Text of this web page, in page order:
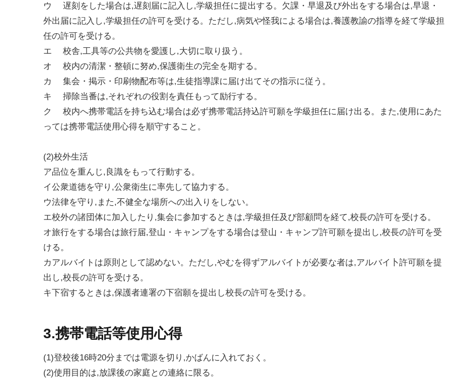
ウ 遅刻をした場合は,遅刻届に記入し,学級担任に提出する。欠課・早退及び外出をする場合は,早退・
外出届に記入し,学級担任の許可を受ける。ただし,病気や怪我による場合は,養護教諭の指導を経て学級担
任の許可を受ける。
エ 校舎,工具等の公共物を愛護し,大切に取り扱う。
オ 校内の清潔・整頓に努め,保護衛生の完全を期する。
カ 集会・掲示・印刷物配布等は,生徒指導課に届け出てその指示に従う。
キ 掃除当番は,それぞれの役割を責任もって励行する。
ク 校内へ携帯電話を持ち込む場合は必ず携帯電話持込許可願を学級担任に届け出る。また,使用にあた
っては携帯電話使用心得を順守すること。
(2)校外生活
ア品位を重んじ,良識をもって行動する。
イ公衆道徳を守り,公衆衛生に率先して協力する。
ウ法律を守り,また,不健全な場所への出入りをしない。
エ校外の諸団体に加入したり,集会に参加するときは,学級担任及び部顧問を経て,校長の許可を受ける。
オ旅行をする場合は旅行届,登山・キャンプをする場合は登山・キャンプ許可願を提出し,校長の許可を受
ける。
カアルバイトは原則として認めない。ただし,やむを得ずアルバイトが必要な者は,アルバイ卜許可願を提
出し,校長の許可を受ける。
キ下宿するときは,保護者連署の下宿願を提出し校長の許可を受ける。
3.携帯電話等使用心得
(1)登校後16時20分までは電源を切り,かばんに入れておく。
(2)使用目的は,放課後の家庭との連絡に限る。